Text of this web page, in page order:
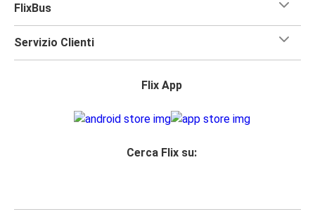
FlixBus
Servizio Clienti
Flix App
Cerca Flix su: